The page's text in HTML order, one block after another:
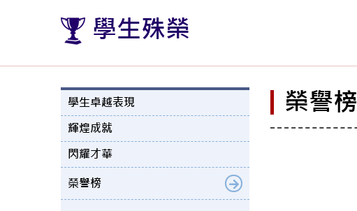
學生殊榮
學生卓越表現
輝煌成就
閃耀才華
榮譽榜
榮譽榜